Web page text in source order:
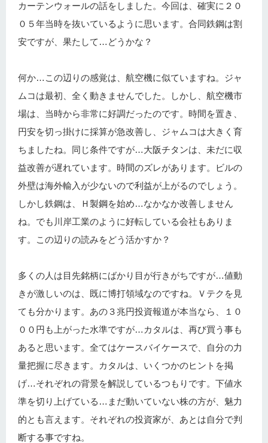
カーテンウォールの話をしました。今回は、確実に２０
０５年当時を抜いているように思います。合同鉄鋼は割
安ですが、果たして…どうかな？
何か…この辺りの感覚は、航空機に似ていますね。ジャ
ムコは最初、全く動きませんでした。しかし、航空機市
場は、当時から非常に好調だったのです。時間を置き、
円安を切っ掛けに採算が急改善し、ジャムコは大きく育
ちましたね。同じ条件ですが…大阪チタンは、未だに収
益改善が遅れています。時間のズレがあります。ビルの
外壁は海外輸入が少ないので利益が上がるのでしょう。
しかし鉄鋼は、Ｈ製鋼を始め…なかなか改善しません
ね。でも川岸工業のように好転している会社もありま
す。この辺りの読みをどう活かすか？
多くの人は目先銘柄にばかり目が行きがちですが…値動
きが激しいのは、既に博打領域なのですね。Ｖテクを見
ても分かります。あの３兆円投資報道が本当なら、１０
００円も上がった水準ですが…カタルは、再び買う事も
あると思います。全てはケースバイケースで、自分の力
量把握に尽きます。カタルは、いくつかのヒントを掲
げ…それぞれの背景を解説しているつもりです。下値水
準を切り上げている…まだ動いていない株の方が、魅力
的とも言えます。それぞれの投資家が、あとは自分で判
断する事ですね。